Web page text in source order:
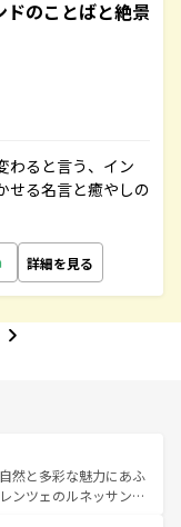
のことばと絶景
わると言う、イン
せる名言と癒やしの
詳細を見る
然と多彩な魅力にあふ
ンツェのルネッサンス